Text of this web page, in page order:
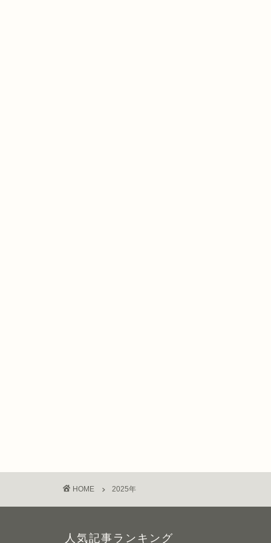
HOME 2025年
人気記事ランキング